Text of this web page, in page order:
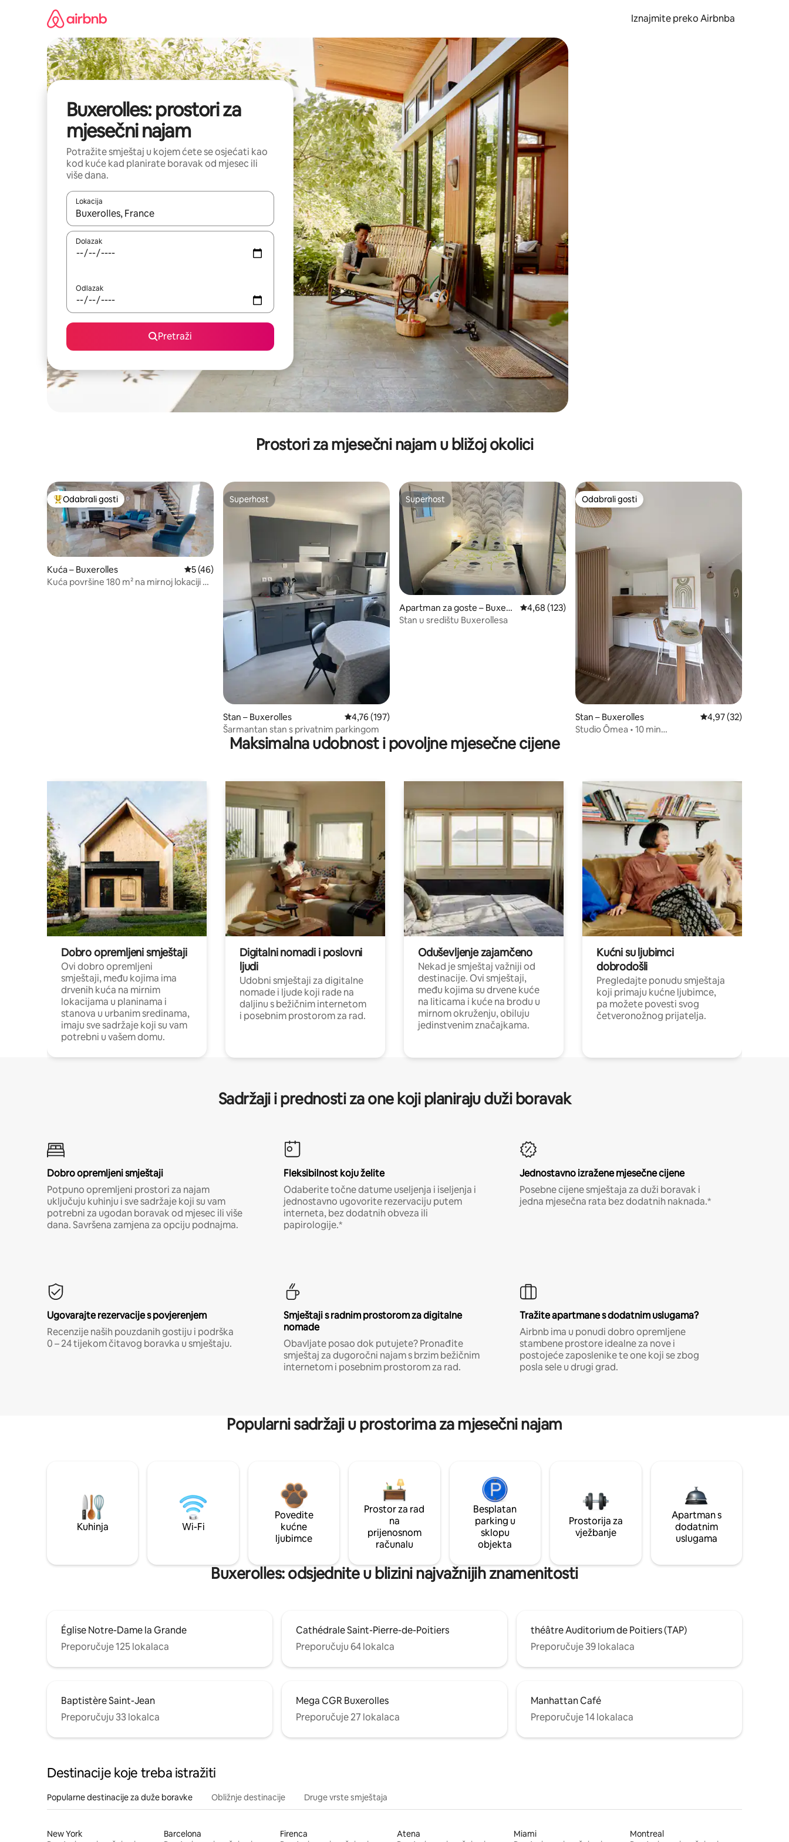
Iznajmite preko Airbnba
Buxerolles: prostori za
mjesečni najam
Potražite smještaj u kojem ćete se osjećati kao
kod kuće kad planirate boravak od mjesec ili
više dana.
Lokacija
Kada budu dostupni rezultati, moći ćete ih pregledati koristeći se strelicama prema gore i prema dolje, kao i dodirom ili prelaskom prstom po zaslonu.
Dolazak
Odlazak
Pretraži
Prostori za mjesečni najam u bližoj okolici
Među najviše rangiranima s oznakom „Odabrali gosti”
Odabrali gosti
Kuća – Buxerolles Prosječna ocjena: 5/5, recenzija: 46
5 (46)
Kuća površine 180 m² na mirnoj lokaciji u
Superhost
Superhost
Stan – Buxerolles Prosječna ocjena: 4,76/5, recenzija: 197
4,76 (197)
Šarmantan stan s privatnim parkingom
Superhost
Superhost
Apartman za goste – Buxero
lles
Prosječna ocjena: 4,68/5, recenzija: 123
4,68 (123)
Stan u središtu Buxerollesa
Odabrali gosti
Odabrali gosti
Stan – Buxerolles Prosječna ocjena:
4,97 (32)
Studio Ômea • 10 min
Maksimalna udobnost i povoljne mjesečne cijene
Dobro opremljeni smještaji
Ovi dobro opremljeni
smještaji, među kojima ima
drvenih kuća na mirnim
lokacijama u planinama i
stanova u urbanim sredinama,
imaju sve sadržaje koji su vam
potrebni u vašem domu.
Digitalni nomadi i poslovni
ljudi
Udobni smještaji za digitalne
nomade i ljude koji rade na
daljinu s bežičnim internetom
i posebnim prostorom za rad.
Oduševljenje zajamčeno
Nekad je smještaj važniji od
destinacije. Ovi smještaji,
među kojima su drvene kuće
na liticama i kuće na brodu u
mirnom okruženju, obiluju
jedinstvenim značajkama.
Kućni su ljubimci
dobrodošli
Pregledajte ponudu smještaja
koji primaju kućne ljubimce,
pa možete povesti svog
četveronožnog prijatelja.
Sadržaji i prednosti za one koji planiraju duži boravak
Dobro opremljeni smještaji
Potpuno opremljeni prostori za najam
uključuju kuhinju i sve sadržaje koji su vam
potrebni za ugodan boravak od mjesec ili više
dana. Savršena zamjena za opciju podnajma.
Fleksibilnost koju želite
Odaberite točne datume useljenja i iseljenja i
jednostavno ugovorite rezervaciju putem
interneta, bez dodatnih obveza ili
papirologije.*
Jednostavno izražene mjesečne cijene
Posebne cijene smještaja za duži boravak i
jedna mjesečna rata bez dodatnih naknada.*
Ugovarajte rezervacije s povjerenjem
Recenzije naših pouzdanih gostiju i podrška
0 – 24 tijekom čitavog boravka u smještaju.
Smještaji s radnim prostorom za digitalne
nomade
Obavljate posao dok putujete? Pronađite
smještaj za dugoročni najam s brzim bežičnim
internetom i posebnim prostorom za rad.
Tražite apartmane s dodatnim uslugama?
Airbnb ima u ponudi dobro opremljene
stambene prostore idealne za nove i
postojeće zaposlenike te one koji se zbog
posla sele u drugi grad.
Popularni sadržaji u prostorima za mjesečni najam
Kuhinja Wi-Fi
Povedite
kućne
ljubimce
Prostor za rad
na
prijenosnom
računalu
Besplatan
parking u
sklopu
objekta
Prostorija za
vježbanje
Apartman s
dodatnim
uslugama
Buxerolles: odsjednite u blizini najvažnijih znamenitosti
Église Notre-Dame la Grande
Preporučuje 125 lokalaca
Cathédrale Saint-Pierre-de-Poitiers
Preporučuju 64 lokalca
théâtre Auditorium de Poitiers (TAP)
Preporučuje 39 lokalaca
Baptistère Saint-Jean
Preporučuju 33 lokalca
Mega CGR Buxerolles
Preporučuje 27 lokalaca
Manhattan Café
Preporučuje 14 lokalaca
Destinacije koje treba istražiti
Popularne destinacije za duže boravke Obližnje destinacije Druge vrste smještaja
New York
Barcelona
Firenca
Atena
Miami
Montreal